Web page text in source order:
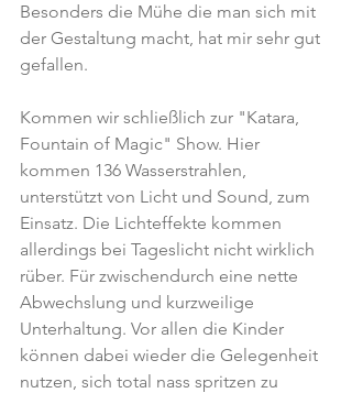
Besonders die Mühe die man sich mit
der Gestaltung macht, hat mir sehr gut
gefallen.
Kommen wir schließlich zur "Katara,
Fountain of Magic" Show. Hier
kommen 136 Wasserstrahlen,
unterstützt von Licht und Sound, zum
Einsatz. Die Lichteffekte kommen
allerdings bei Tageslicht nicht wirklich
rüber. Für zwischendurch eine nette
Abwechslung und kurzweilige
Unterhaltung. Vor allen die Kinder
können dabei wieder die Gelegenheit
nutzen, sich total nass spritzen zu